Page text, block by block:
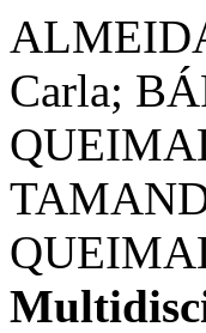
Carla;